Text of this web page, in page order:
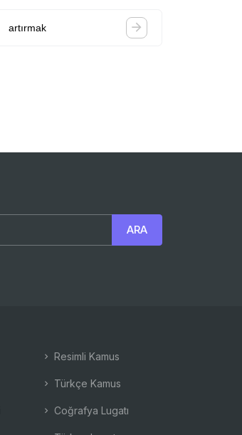
artırmak
Resimli Kamus
Türkçe Kamus
Coğrafya Lugatı